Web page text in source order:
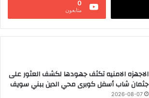
0
متابعون
الاجهزه الامنيه تكثف جهودها لكشف العثور على
جثمان شاب أسفل كوبرى محي الدين ببني سويف
2026-08-07